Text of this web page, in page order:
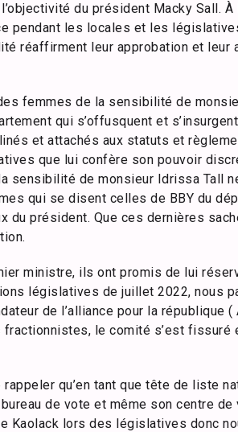
du président Macky Sall.
pendant les locales et les
réaffirment leur approbation et leur
femmes de la sensibilité de
qui s’offusquent et
et attachés aux statuts et
que lui confère son pouvoir
sensibilité de monsieur Idrissa Tall
qui se disent celles de BBY du
président. Que ces dernières
ministre, ils ont promis de lui
législatives de juillet 2022, nous
de l’alliance pour la république
le comité s’est fissuré
qu’en tant que tête de liste
de vote et même son centre
Kaolack lors des législatives donc